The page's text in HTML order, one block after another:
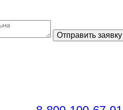
Отправить заявку